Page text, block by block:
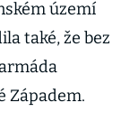
území
také, že bez
Západem.